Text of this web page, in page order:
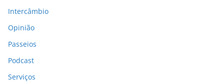
Intercâmbio
Opinião
Passeios
Podcast
Serviços